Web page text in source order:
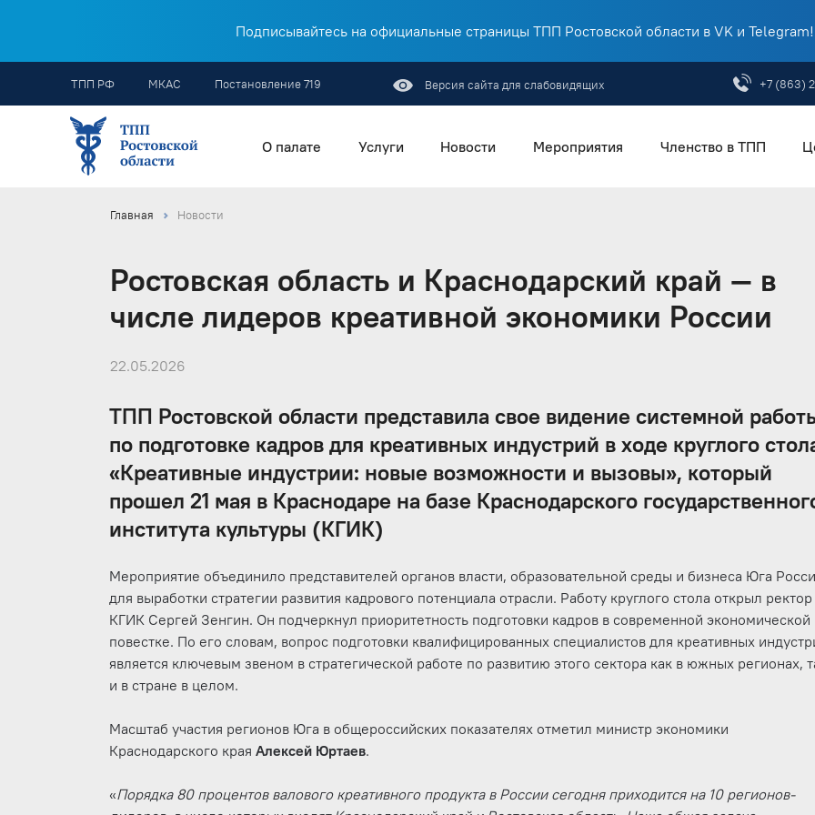
Подписывайтесь на официальные страницы ТПП Ростовской области в VK и
ТПП РФ МКАС Постановление 719 Версия сайта для слабовидящих +7 (863)
О палате Услуги Новости Мероприятия Членство в ТПП
Главная Новости
Ростовская область и Краснодарский край — в
числе лидеров креативной экономики России
22.05.2026
ТПП Ростовской области представила свое видение системной
по подготовке кадров для креативных индустрий в ходе круглого
«Креативные индустрии: новые возможности и вызовы», который
прошел 21 мая в Краснодаре на базе Краснодарского
института культуры (КГИК)
Мероприятие объединило представителей органов власти, образовательной среды и бизнеса Юга
для выработки стратегии развития кадрового потенциала отрасли. Работу круглого стола открыл ректор
КГИК Сергей Зенгин. Он подчеркнул приоритетность подготовки кадров в современной экономической
повестке. По его словам, вопрос подготовки квалифицированных специалистов для креативных
является ключевым звеном в стратегической работе по развитию этого сектора как в южных регионах,
и в стране в целом.
Масштаб участия регионов Юга в общероссийских показателях отметил министр экономики
Краснодарского краяАлексей Юртаев.
«Порядка 80 процентов валового креативного продукта в России сегодня приходится на 10 регионов-